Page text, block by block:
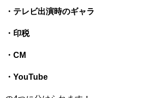
・テレビ出演時のギャラ
・印税
・CM
・YouTube